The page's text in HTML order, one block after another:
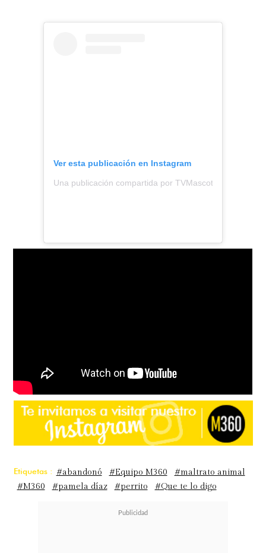
Ver esta publicación en Instagram
Una publicación compartida por TVMascotas
Etiquetas : #abandonó #Equipo M360
#maltrato animal
#M360
#pamela díaz #perrito #Que te lo digo